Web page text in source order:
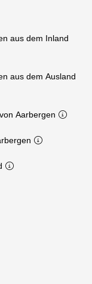
aus dem Inland
aus dem Ausland
Aarbergen